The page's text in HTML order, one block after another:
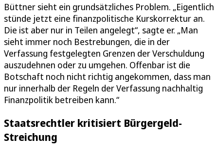
Büttner sieht ein grundsätzliches Problem. „Eigentlich
stünde jetzt eine finanzpolitische Kurskorrektur an.
Die ist aber nur in Teilen angelegt“, sagte er. „Man
sieht immer noch Bestrebungen, die in der
Verfassung festgelegten Grenzen der Verschuldung
auszudehnen oder zu umgehen. Offenbar ist die
Botschaft noch nicht richtig angekommen, dass man
nur innerhalb der Regeln der Verfassung nachhaltig
Finanzpolitik betreiben kann.“
Staatsrechtler kritisiert Bürgergeld-
Streichung